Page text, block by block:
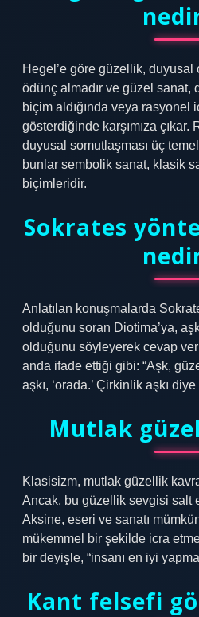
Hegel’e göre güzellik,
ödünç almadır ve güzel sanat,
biçim aldığında veya
gösterdiğinde karşımıza çıkar.
duyusal somutlaşması üç
bunlar sembolik sanat, klasik
biçimleridir.
Sokrates
Anlatılan konuşmalarda
olduğunu soran Diotima’ya,
olduğunu söyleyerek cevap
anda ifade ettiği gibi: “Aşk,
aşkı, ‘orada.’ Çirkinlik aşkı
Mutlak
Klasisizm, mutlak güzellik
Ancak, bu güzellik sevgisi salt
Aksine, eseri ve sanatı
mükemmel bir şekilde icra
bir deyişle, “insanı en iyi
Kant felsefi